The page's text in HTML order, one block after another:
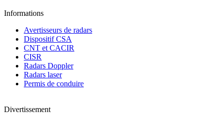
Informations
Avertisseurs de radars
Dispositif CSA
CNT et CACIR
CISR
Radars Doppler
Radars laser
Permis de conduire
Divertissement